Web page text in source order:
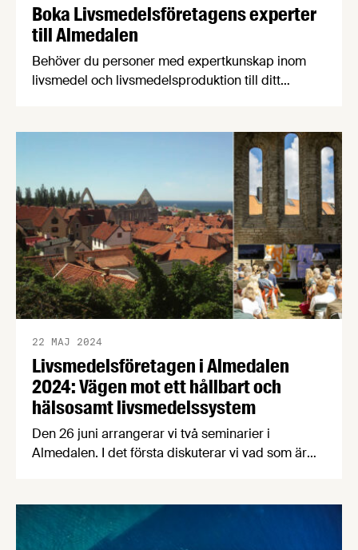
Boka Livsmedelsföretagens experter
till Almedalen
Behöver du personer med expertkunskap inom
livsmedel och livsmedelsproduktion till ditt
våra kollegor som är på plats under
Livsmedelsföretagen i Almedalen
2024: Vägen mot ett hållbart och
hälsosamt livsmedelssystem
22 MAJ 2024
Den 26 juni arrangerar vi två seminarier i
Almedalen. I det första diskuterar vi vad som är
frivilliga branschinsatser? I det andra pratar vi om
målkonflikterna som uppstår på vägen mot en